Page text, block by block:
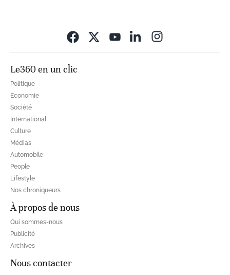
Le360 en un clic
Politique
Economie
Société
International
Culture
Médias
Automobile
People
Lifestyle
Nos chroniqueurs
À propos de nous
Qui sommes-nous
Publicité
Archives
Nous contacter